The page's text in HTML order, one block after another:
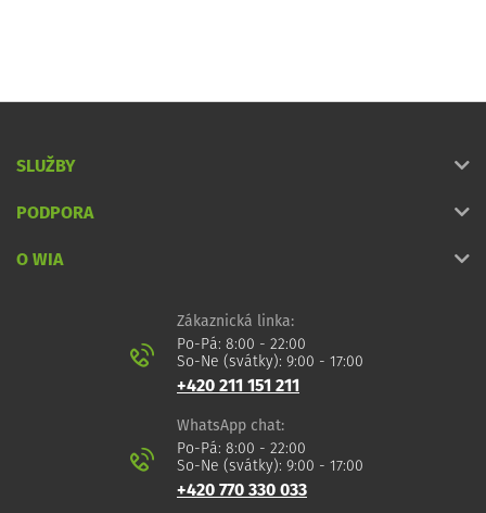
SLUŽBY
PODPORA
O WIA
Zákaznická linka:
Po-Pá: 8:00 - 22:00
So-Ne (svátky): 9:00 - 17:00
+420 211 151 211
WhatsApp chat:
Po-Pá: 8:00 - 22:00
So-Ne (svátky): 9:00 - 17:00
+420 770 330 033